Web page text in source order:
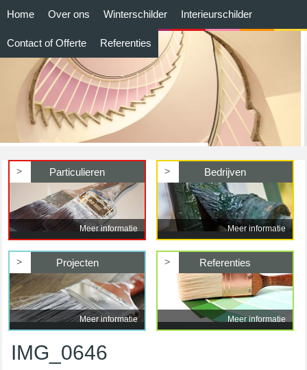
Home Over ons Winterschilder Interieurschilder
Contact of Offerte Referenties
> Particulieren
Meer informatie
> Bedrijven
Meer informatie
> Projecten
Meer informatie
> Referenties
Meer informatie
IMG_0646